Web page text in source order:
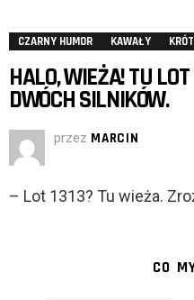
CZARNY HUMOR KAWAŁY
HALO, WIEŻA! TU
DWÓCH SILNIKÓW.
przez MARCIN
– Lot 1313? Tu wieża.
CO